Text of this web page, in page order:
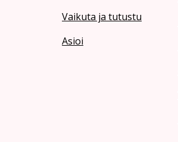
Vaikuta ja tutustu
Asioi